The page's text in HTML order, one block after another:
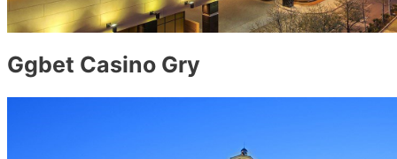
Ggbet Casino Gry